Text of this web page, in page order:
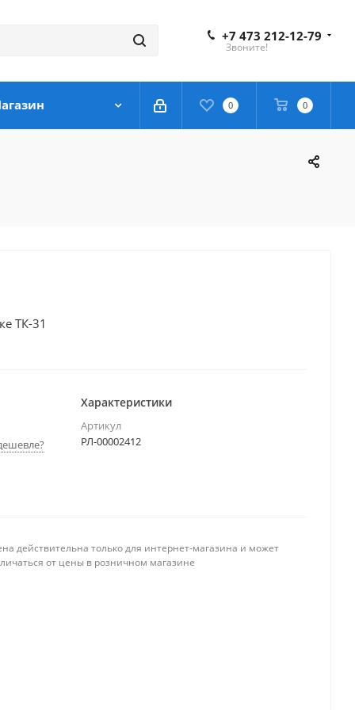
+7 473 212-12-79
Звоните!
0 0
ТК-31
Характеристики
Артикул
РЛ-00002412
действительна только для интернет-магазина и может
от цены в розничном магазине